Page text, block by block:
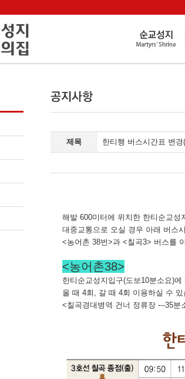
제목 한티행 버스시간표 변
해발 600미터에 위치한 한티순교성
대중교통으로 오실 경우 아래 버스
<농어촌 38번>과 <칠곡3> 버스를
<농어촌38>
한티순교성지입구(도보10분소요)
올 때 4회, 갈 때 4회 이용하실 수 있
<칠곡경대병역 건너 정류장 ---35분